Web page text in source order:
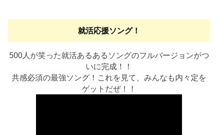
就活応援ソング！
500人が笑った就活あるあるソングのフルバージョンがつ
いに完成！！
共感必須の最強ソング！これを見て、みんなも内々定を
ゲットだぜ！！